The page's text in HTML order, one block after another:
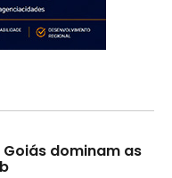
dominam as